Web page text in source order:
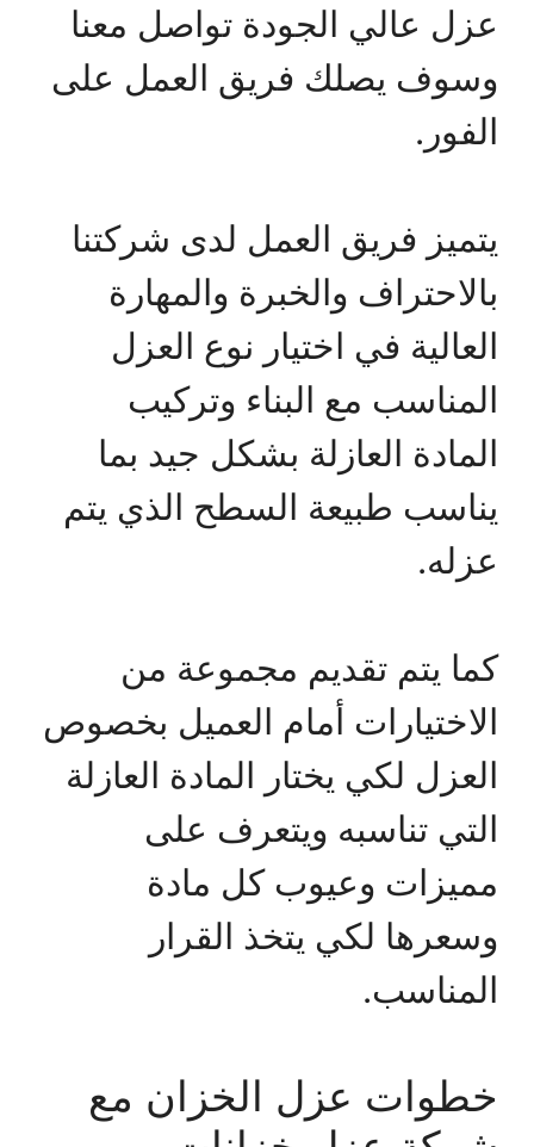
عزل عالي الجودة تواصل معنا
وسوف يصلك فريق العمل على
الفور.
يتميز فريق العمل لدى شركتنا
بالاحتراف والخبرة والمهارة
العالية في اختيار نوع العزل
المناسب مع البناء وتركيب
المادة العازلة بشكل جيد بما
يناسب طبيعة السطح الذي يتم
عزله.
كما يتم تقديم مجموعة من
الاختيارات أمام العميل بخصوص
العزل لكي يختار المادة العازلة
التي تناسبه ويتعرف على
مميزات وعيوب كل مادة
وسعرها لكي يتخذ القرار
المناسب.
خطوات عزل الخزان مع